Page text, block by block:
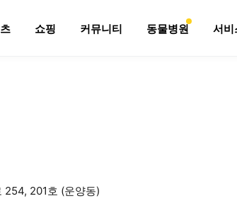
쇼핑 커뮤니티 동물병원 서비
254, 201호 (운양동)